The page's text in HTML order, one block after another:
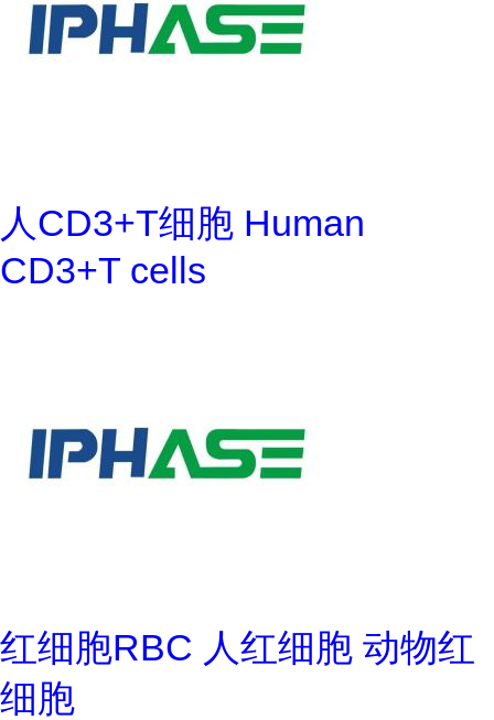
人CD3+T细胞 Human
CD3+T cells
红细胞RBC 人红细胞 动物红
细胞